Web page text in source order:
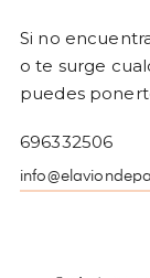
Si no
o te surge
puedes
696332506